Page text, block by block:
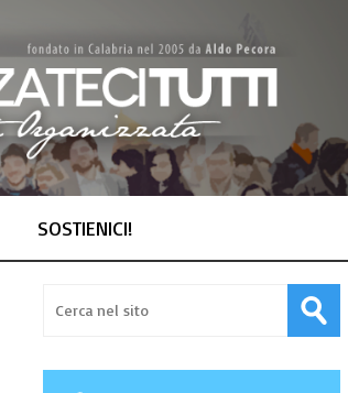
SOSTIENICI!